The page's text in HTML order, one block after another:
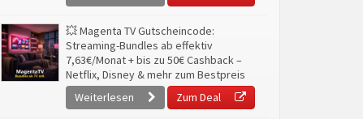
💥 Magenta TV Gutscheincode:
Streaming-Bundles ab effektiv
7,63€/Monat + bis zu 50€ Cashback –
Netflix, Disney & mehr zum Bestpreis
Weiterlesen
Zum Deal